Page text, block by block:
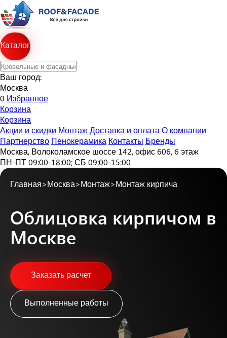
Каталог
Ваш город:
Москва
0 Избранное
Корзина
Корзина
Акции и скидки МонтажДоставка и оплата О компании
Партнерство Пенокерамика Контакты Бренды
Москва, Волоколамское шоссе 142, офис 606, 6 этаж
ПН-ПТ 09:00-18:00; СБ 09:00-15:00
+7 495 540-53-70
Главная>Москва>Монтаж>Монтаж кирпича
Облицовка кирпичом в
Москве
Заказать расчет
Выполненные работы